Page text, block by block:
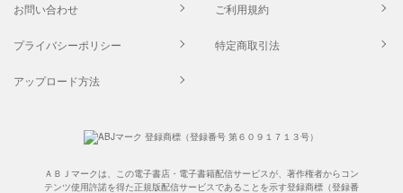
お問い合わせ ご利用規約
プライバシーポリシー 特定商取引法
アップロード方法
ＡＢＪマークは、この電子書店・電子書籍配信サービスが、著作権者からコン
テンツ使用許諾を得た正規版配信サービスであることを示す登録商標（登録番